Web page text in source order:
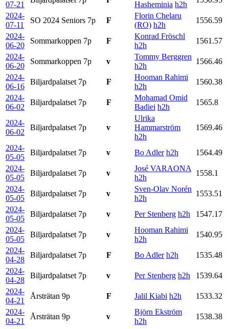
07-21
Hasheminia h2h
2024-
07-11
SO 2024 Seniors 7p F
Florin Chelaru
(RO) h2h
1556.59
2024-
06-20
Sommarkoppen 7p F
Konrad Fröschl
h2h
1561.57
2024-
06-20
Sommarkoppen 7p v
Tommy Berggren
h2h
1566.46
2024-
06-16
Biljardpalatset 7p F
Hooman Rahimi
h2h
1560.38
2024-
06-02
Biljardpalatset 7p F
Mohamad Omid
Badiei h2h
1565.8
2024-
06-02
Biljardpalatset 7p v
Ulrika
Hammarström
h2h
1569.46
2024-
05-05
Biljardpalatset 7p v Bo Adler h2h
1564.49
2024-
05-05
Biljardpalatset 7p v
José VARAONA
h2h
1558.1
2024-
05-05
Biljardpalatset 7p v
Sven-Olav Norén
h2h
1553.51
2024-
05-05
Biljardpalatset 7p v Per Stenberg h2h
1547.17
2024-
05-05
Biljardpalatset 7p v
Hooman Rahimi
h2h
1540.95
2024-
04-28
Biljardpalatset 7p F Bo Adler h2h
1535.48
2024-
04-28
Biljardpalatset 7p v Per Stenberg h2h
1539.64
2024-
04-21
Årsträtan 9p F Jalil Kiabi h2h
1533.32
2024-
04-21
Årsträtan 9p v
Björn Ekström
h2h
1538.38